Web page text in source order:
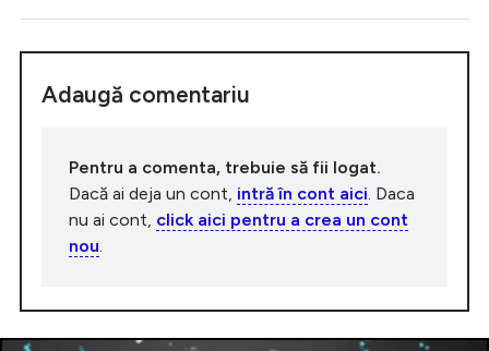
Adaugă comentariu
Pentru a comenta, trebuie să fii logat.
Dacă ai deja un cont, intră în cont aici. Daca
nu ai cont, click aici pentru a crea un cont
nou.